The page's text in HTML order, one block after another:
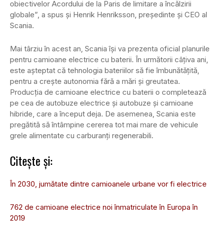
obiectivelor Acordului de la Paris de limitare a încălzirii
globale”, a spus și Henrik Henriksson, președinte și CEO al
Scania.
Mai târziu în acest an, Scania își va prezenta oficial planurile
pentru camioane electrice cu baterii. În următorii câțiva ani,
este așteptat că tehnologia bateriilor să fie îmbunătățită,
pentru a crește autonomia fără a mări și greutatea.
Producția de camioane electrice cu baterii o completează
pe cea de autobuze electrice și autobuze și camioane
hibride, care a început deja. De asemenea, Scania este
pregătită să întâmpine cererea tot mai mare de vehicule
grele alimentate cu carburanți regenerabili.
Citește și:
În 2030, jumătate dintre camioanele urbane vor fi electrice
762 de camioane electrice noi înmatriculate în Europa în
2019